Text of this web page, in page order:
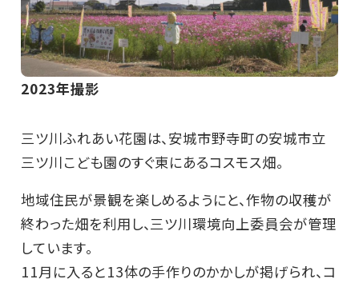
2023年撮影
三ツ川ふれあい花園は、安城市野寺町の安城市立
三ツ川こども園のすぐ東にあるコスモス畑。
地域住民が景観を楽しめるようにと、作物の収穫が
終わった畑を利用し、三ツ川環境向上委員会が管理
しています。
11月に入ると13体の手作りのかかしが掲げられ、コ